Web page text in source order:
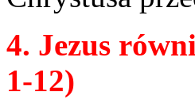
4. Jezus
1-12)